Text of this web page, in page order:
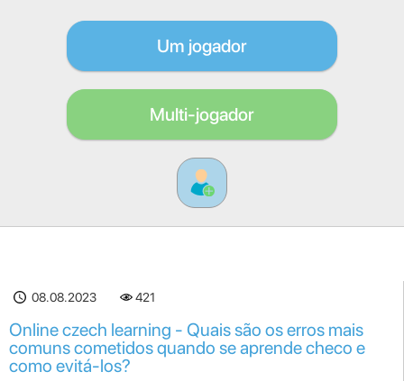
Um jogador
Multi-jogador
08.08.2023 421
Online czech learning - Quais são os erros mais
comuns cometidos quando se aprende checo e
como evitá-los?